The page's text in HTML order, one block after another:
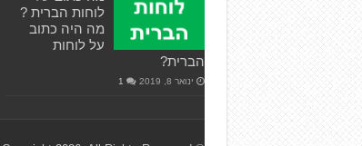
לוחות הברית ?
מה היה כתוב
על לוחות
הברית?
ינואר 8, 2019 1